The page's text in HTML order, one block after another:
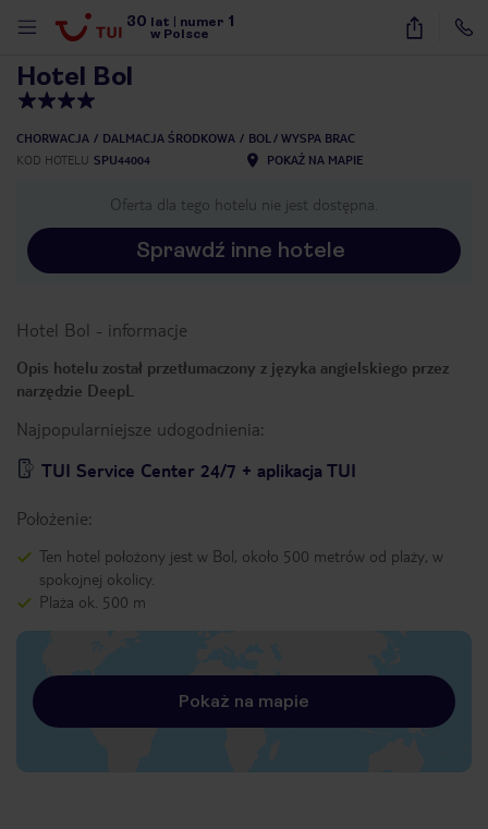
30 lat numer 1
w Polsce
40
Hotel Bol
CHORWACJA DALMACJA ŚRODKOWA
BOL / WYSPA BRAC
KOD HOTELU SPU44004 POKAŻ NA MAPIE
Oferta dla tego hotelu nie jest dostępna.
Sprawdź inne hotele
Hotel Bol - informacje
Opis hotelu został przetłumaczony z języka angielskiego przez
narzędzie DeepL
Najpopularniejsze udogodnienia:
TUI Service Center 24/7 + aplikacja TUI
Położenie:
Ten hotel położony jest w Bol, około 500 metrów od plaży, w
spokojnej okolicy.
Plaża ok. 500 m
Pokaż na mapie